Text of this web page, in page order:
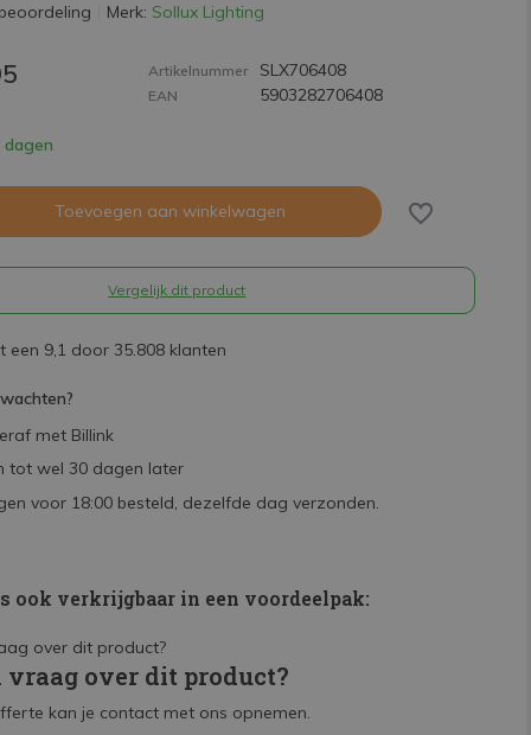
Merk: Sollux Lighting
Artikelnummer SLX706408
EAN 5903282706408
Toevoegen aan winkelwagen
Vergelijk dit product
een 9,1 door 35.808 klanten
met Billink
tot wel 30 dagen later
voor 18:00 besteld, dezelfde dag verzonden.
ook verkrijgbaar in een voordeelpak:
vraag over dit product?
kan je contact met ons opnemen.